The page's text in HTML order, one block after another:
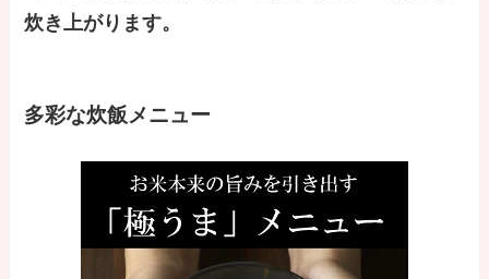
炊き上がります。
多彩な炊飯メニュー